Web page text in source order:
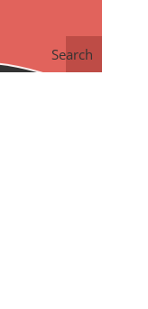
Search